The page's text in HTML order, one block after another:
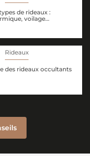
de rideaux :
voilage…
Rideaux
des rideaux occultants